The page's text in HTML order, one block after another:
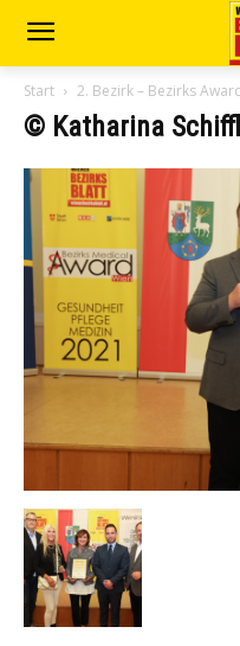
Start 2. Bezirk – Bezirks
© Katharina Schiffl